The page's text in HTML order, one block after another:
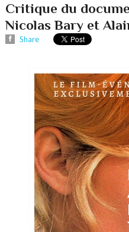
Critique du
Nicolas Bary et
Share